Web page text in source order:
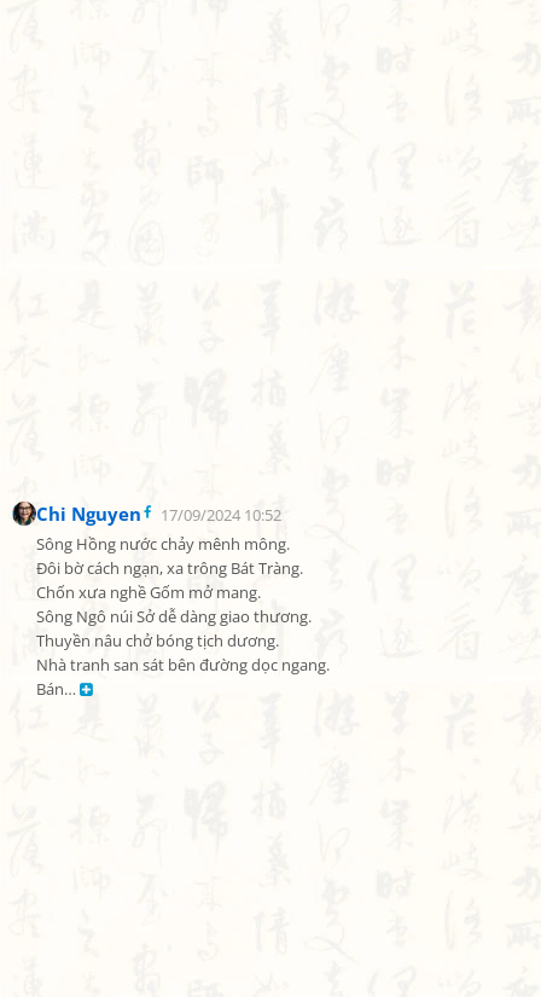
Chi Nguyen
17/09/2024 10:52
Sông Hồng nước chảy mênh mông.
Đôi bờ cách ngạn, xa trông Bát Tràng.
Chốn xưa nghề Gốm mở mang.
Sông Ngô núi Sở dễ dàng giao thương.
Thuyền nâu chở bóng tịch dương.
Nhà tranh san sát bên đường dọc ngang.
Bán…